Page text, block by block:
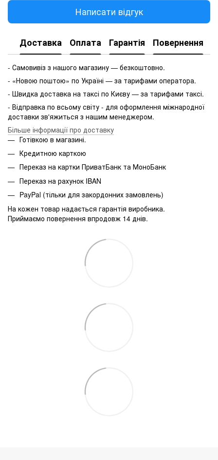
Написати відгук
Доставка Оплата Гарантія Повернення
- Самовивіз з нашого магазину — безкоштовно.
- «Новою поштою» по Україні — за тарифами оператора.
- Швидка доставка на таксі по Києву — за тарифами таксі.
- Відправка по всьому світу - для оформлення міжнародної
доставки зв'яжиться з нашим менеджером.
Більше інформації про доставку
Готівкою в магазині.
Кредитною карткою
Переказ на картки ПриватБанк та МоноБанк
Переказ на рахунок IBAN
PayPal (тільки для закордонних замовлень)
На кожен товар надається гарантія виробника.
Приймаємо повернення впродовж 14 днів.